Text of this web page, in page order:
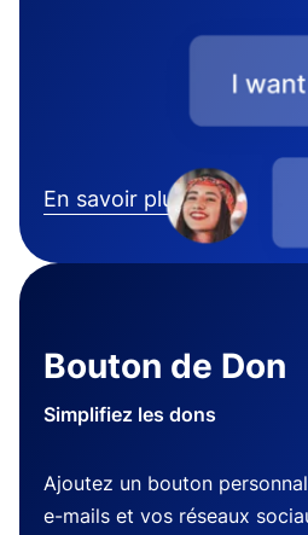
En savoir plus
Bouton de Don
Simplifiez les dons
Ajoutez un bouton
e-mails et vos réseaux